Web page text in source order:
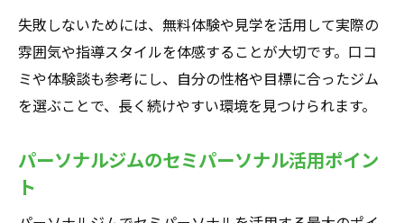
失敗しないためには、無料体験や見学を活用して実際の
雰囲気や指導スタイルを体感することが大切です。口コ
ミや体験談も参考にし、自分の性格や目標に合ったジム
を選ぶことで、長く続けやすい環境を見つけられます。
パーソナルジムのセミパーソナル活用ポイン
ト